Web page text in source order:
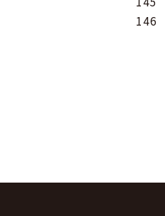
146